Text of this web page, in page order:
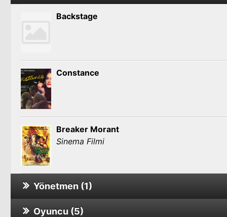
Backstage
Constance
Breaker Morant
Sinema Filmi
Yönetmen (1)
Backstage
Oyuncu (5)